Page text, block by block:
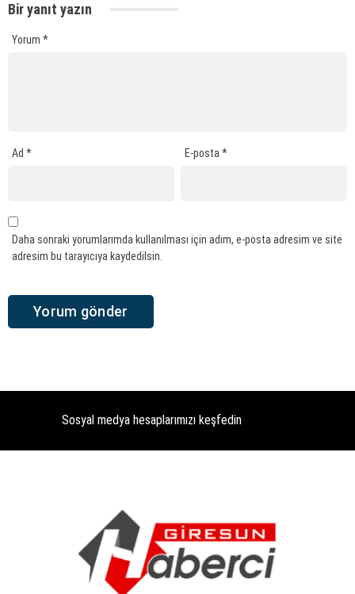
Bir yanıt yazın
Yorum *
Ad * E-posta*
Daha sonraki yorumlarımda kullanılması için adım, e-posta adresim ve site
adresim bu tarayıcıya kaydedilsin.
Sosyal medya hesaplarımızı keşfedin